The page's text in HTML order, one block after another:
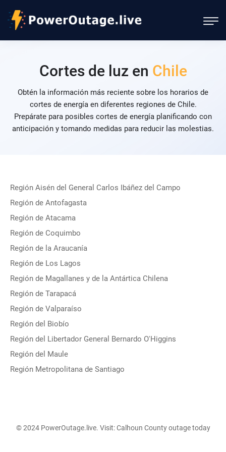
Cortes de luz en Chile
Obtén la información más reciente sobre los horarios de
cortes de energía en diferentes regiones de Chile.
Prepárate para posibles cortes de energía planificando con
anticipación y tomando medidas para reducir las molestias.
Región Aisén del General Carlos Ibáñez del Campo
Región de Antofagasta
Región de Atacama
Región de Coquimbo
Región de la Araucanía
Región de Los Lagos
Región de Magallanes y de la Antártica Chilena
Región de Tarapacá
Región de Valparaíso
Región del Biobío
Región del Libertador General Bernardo O'Higgins
Región del Maule
Región Metropolitana de Santiago
© 2024 PowerOutage.live. Visit:Calhoun County outage today